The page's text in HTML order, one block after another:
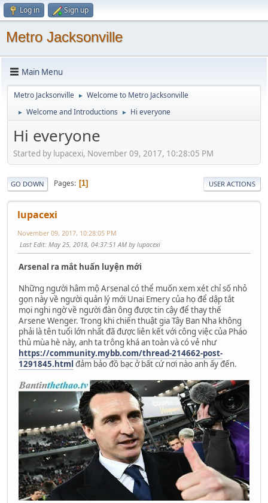
Log in Sign up
Metro Jacksonville
Main Menu
Metro Jacksonville ► Welcome to Metro Jacksonville
► Welcome and Introductions ► Hi everyone
Hi everyone
Started by lupacexi, November 09, 2017, 10:28:05 PM
GO DOWN Pages 1 USER ACTIONS
lupacexi
November 09, 2017, 10:28:05 PM
Last Edit: May 25, 2018, 04:37:51 AM by lupacexi
Arsenal ra mắt huấn luyện mới
Những người hâm mộ Arsenal có thể muốn xem xét chỉ số nhỏ
gọn này về người quản lý mới Unai Emery của họ để dập tắt
mọi nghi ngờ về người đàn ông được tin cậy để thay thế
Arsene Wenger. Trong khi chiến thuật gia Tây Ban Nha không
phải là tên tuổi lớn nhất đã được liên kết với công việc của Pháo
thủ mùa hè này, anh ta trông khá an toàn và có vẻ như
https://community.mybb.com/thread-214662-post-
1291845.html đảm bảo đồ bạc ở bất cứ nơi nào anh ấy đến.